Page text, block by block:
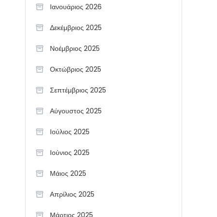
Ιανουάριος 2026
Δεκέμβριος 2025
Νοέμβριος 2025
Οκτώβριος 2025
Σεπτέμβριος 2025
Αύγουστος 2025
Ιούλιος 2025
Ιούνιος 2025
Μάιος 2025
Απρίλιος 2025
Μάρτιος 2025